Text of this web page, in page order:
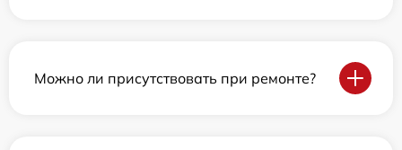
Можно ли присутствовать при ремонте?